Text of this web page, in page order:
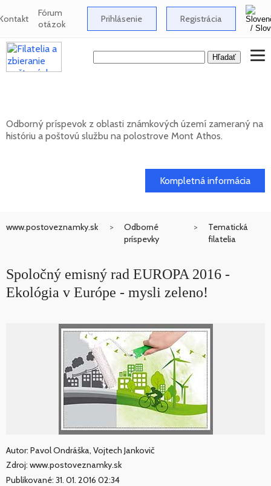
Fórum
otázok Prihlásenie Registrácia
Odborný príspevok z oblasti známkových území zameraný na
históriu a poštovú službu na polostrove Mont Athos.
Kompletná informácia
www.postoveznamky.sk
Odborné
príspevky
Tematická
filatelia
Spoločný emisný rad EUROPA 2016 -
Ekológia v Európe - mysli zeleno!
Autor: Pavol Ondráška, Vojtech Jankovič
Zdroj: www.postoveznamky.sk
Publikované: 31. 01. 2016 02:34